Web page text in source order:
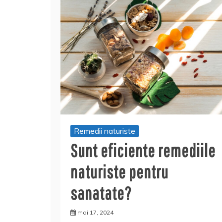
Remedii naturiste
Sunt eficiente remediile
naturiste pentru
sanatate?
mai 17, 2024